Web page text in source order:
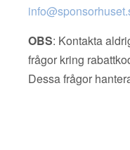
OBS: Kontakta
frågor kring
Dessa frågor